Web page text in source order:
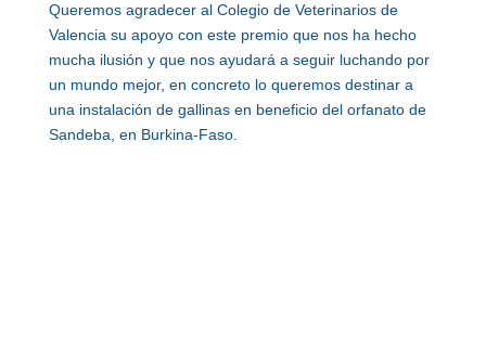
Queremos agradecer al Colegio de Veterinarios de
Valencia su apoyo con este premio que nos ha hecho
mucha ilusión y que nos ayudará a seguir luchando por
un mundo mejor, en concreto lo queremos destinar a
una instalación de gallinas en beneficio del orfanato de
Sandeba, en Burkina-Faso.